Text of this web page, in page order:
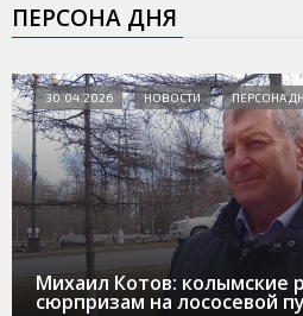
ПЕРСОНА ДНЯ
Михаил Котов: колымские
сюрпризам на лососевой
30.04.2026 НОВОСТИ ПЕРСОНА